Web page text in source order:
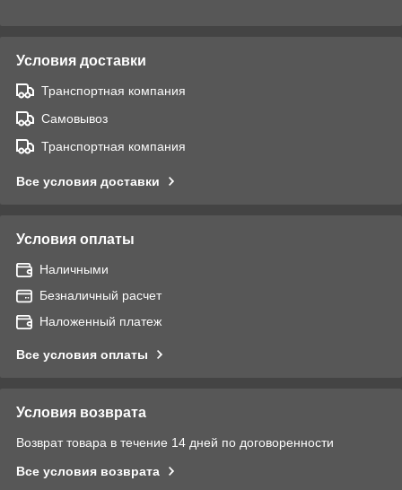
Условия доставки
Транспортная компания
Самовывоз
Транспортная компания
Все условия доставки
Условия оплаты
Наличными
Безналичный расчет
Наложенный платеж
Все условия оплаты
Условия возврата
Возврат товара в течение 14 дней по договоренности
Все условия возврата